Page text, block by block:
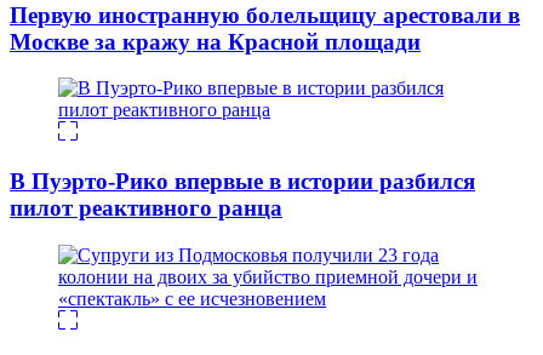
Первую иностранную болельщицу арестовали в
Москве за кражу на Красной площади
В Пуэрто-Рико впервые в истории разбился
пилот реактивного ранца